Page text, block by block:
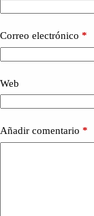
Correo electrónico *
Web
Añadir comentario *